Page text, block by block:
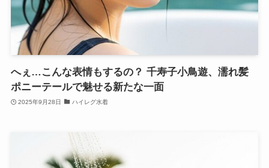
へぇ…こんな表情もするの？ 千寿子小鳥遊、濡れ髪
ポニーテールで魅せる新たな一面
2025年9月28日 ハイレグ水着